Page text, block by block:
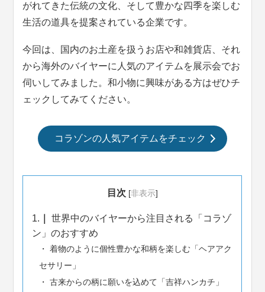
がれてきた伝統の文化、そして豊かな四季を楽しむ
生活の道具を提案されている企業です。
今回は、国内のお土産を扱うお店や和雑貨店、それ
から海外のバイヤーに人気のアイテムを展示会でお
伺いしてみました。和小物に興味がある方はぜひチ
ェックしてみてください。
コラゾンの人気アイテムをチェック
目次 [非表示]
1.
世界中のバイヤーから注目される「コラゾ
ン」のおすすめ
着物のように個性豊かな和柄を楽しむ「ヘアアク
セサリー」
古来からの柄に願いを込めて「吉祥ハンカチ」